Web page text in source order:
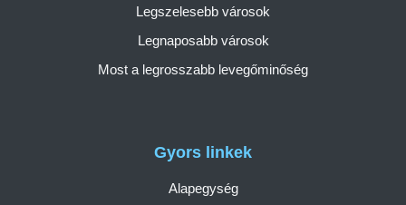
Gyors linkek
Alapegység
Legszelesebb városok
Legnaposabb városok
Most a legrosszabb levegőminőség